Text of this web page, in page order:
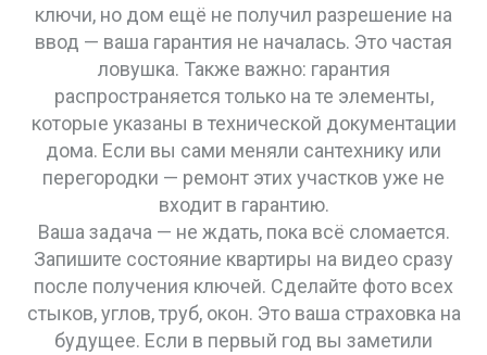
ключи, но дом ещё не получил разрешение на
ввод — ваша гарантия не началась. Это частая
ловушка. Также важно: гарантия
распространяется только на те элементы,
которые указаны в технической документации
дома. Если вы сами меняли сантехнику или
перегородки — ремонт этих участков уже не
входит в гарантию.
Ваша задача — не ждать, пока всё сломается.
Запишите состояние квартиры на видео сразу
после получения ключей. Сделайте фото всех
стыков, углов, труб, окон. Это ваша страховка на
будущее. Если в первый год вы заметили